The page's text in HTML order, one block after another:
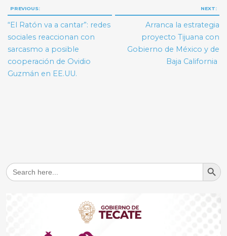
Navegación
de
entradas
PREVIOUS:
“El Ratón va a cantar”: redes
sociales reaccionan con
sarcasmo a posible
cooperación de Ovidio
Guzmán en EE.UU.
NEXT:
Arranca la estrategia
proyecto Tijuana con
Gobierno de México y de
Baja California
Search
for:
Search